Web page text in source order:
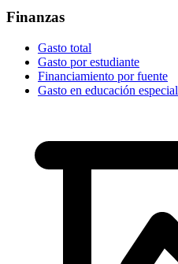
Finanzas
Gasto total
Gasto por estudiante
Financiamiento por fuente
Gasto en educación especial